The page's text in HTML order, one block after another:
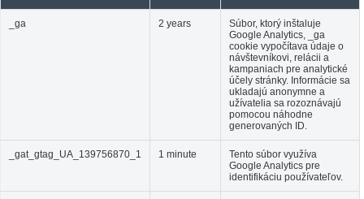
_ga 2 years
Súbor, ktorý inštaluje
Google Analytics, _ga
cookie vypočítava údaje o
návštevníkovi, relácii a
kampaniach pre analytické
účely stránky. Informácie sa
ukladajú anonymne a
užívatelia sa rozoznávajú
pomocou náhodne
generovaných ID.
_gat_gtag_UA_139756870_1 1 minute
Tento súbor využíva
Google Analytics pre
identifikáciu používateľov.